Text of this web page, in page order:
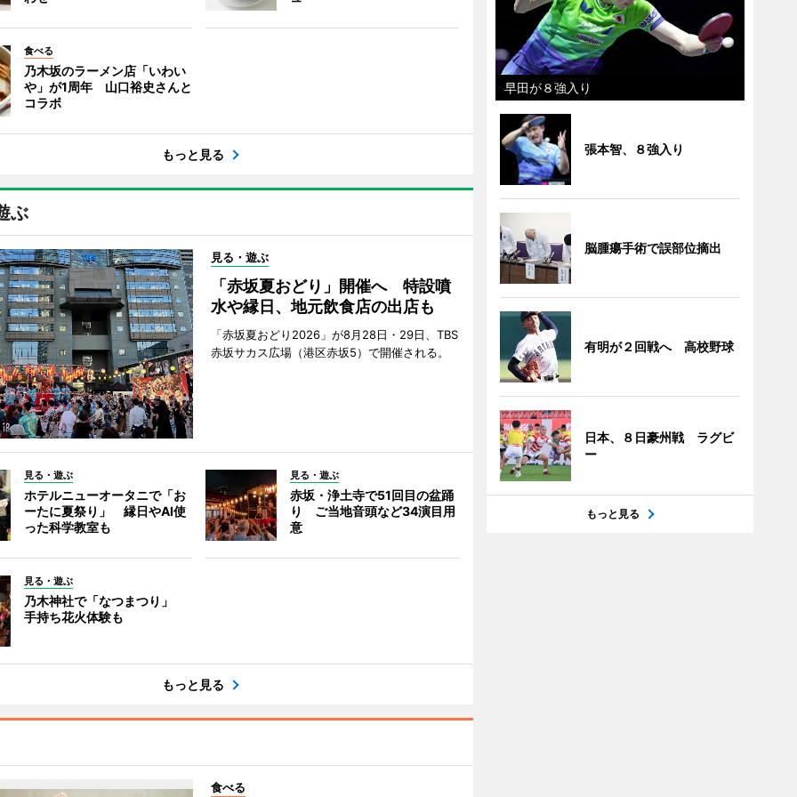
食べる
乃木坂のラーメン店「いわい
や」が1周年 山口裕史さんと
コラボ
もっと見る
ぶ
見る・遊ぶ
「赤坂夏おどり」開催へ 特設噴
水や縁日、地元飲食店の出店も
「赤坂夏おどり2026」が8月28日・29日、TBS
赤坂サカス広場（港区赤坂5）で開催される。
見る・遊ぶ
ホテルニューオータニで「お
ーたに夏祭り」 縁日やAI使
った科学教室も
見る・遊ぶ
赤坂・浄土寺で51回目の盆踊
り ご当地音頭など34演目用
意
見る・遊ぶ
乃木神社で「なつまつり」
手持ち花火体験も
もっと見る
食べる
早田が８強入り
張本智、８強入り
脳腫瘍手術で誤部位摘出
有明が２回戦へ 高校野球
日本、８日豪州戦 ラグビ
ー
もっと見る